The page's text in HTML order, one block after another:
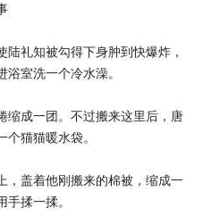
礼知被勾得下身肿到快爆炸，
室洗一个冷水澡。
成一团。不过搬来这里后，唐
猫猫暖水袋。
盖着他刚搬来的棉被，缩成一
揉一揉。